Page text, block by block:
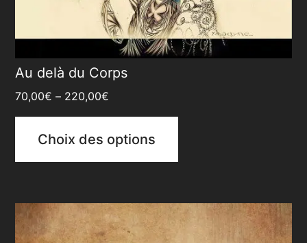
Au delà du Corps
70,00€ – 220,00€
Choix des options